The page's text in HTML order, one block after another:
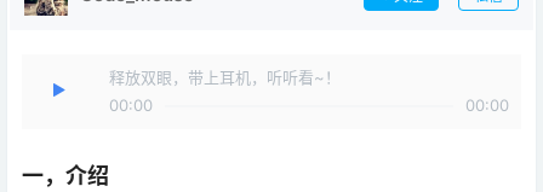
释放双眼，带上耳机，听听看~！
00:00
00:00
一，介绍